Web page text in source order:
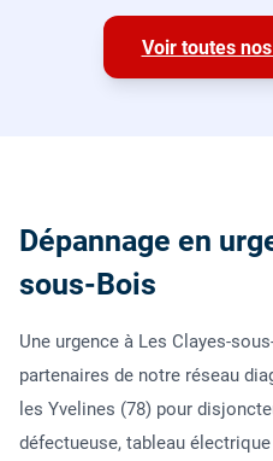
Voir toutes
Dépannage en
sous-Bois
Une urgence à Les Clayes-
partenaires de notre réseau
les Yvelines (78) pour
défectueuse, tableau